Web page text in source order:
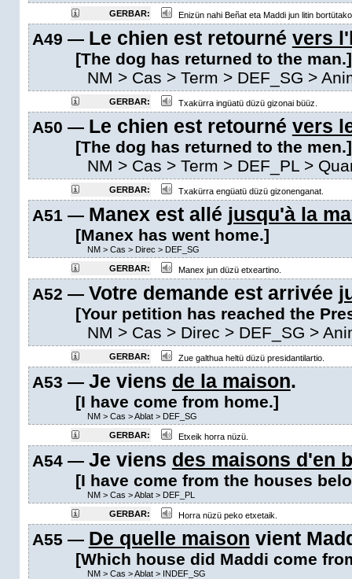
GERBAR:
Enizün nahi Beñat eta Maddi jun litin
A49 — Le chien est retourné vers
[The dog has returned to the man.]
NM > Cas > Term > DEF_SG >
GERBAR: Txakürra ingüatü düzü gizonai büüz.
A50 — Le chien est retourné vers
[The dog has returned to the men.]
NM > Cas > Term > DEF_PL>
GERBAR: Txakürra engüatü düzü gizonenganat.
A51 — Manex est allé jusqu'à la
[Manex has went home.]
NM> Cas > Direc > DEF_SG
GERBAR:
Manex jun düzü etxeartino.
A52 — Votre demande est arrivée
[Your petition has reached the
NM > Cas > Direc > DEF_SG >
GERBAR: Zue galthua heltü düzü presidantilartio.
A53 — Je viens de la maison.
[I have come from home.]
NM> Cas >Ablat> DEF_SG
GERBAR:
Etxeik horra nüzü.
A54 — Je viens des maisons d'en
[I have come from the houses
NM> Cas >Ablat> DEF_PL
GERBAR:
Horra nüzü peko etxetaik.
A55 — De quelle maison vient
[Which house did Maddi come
NM> Cas >Ablat> INDEF_SG